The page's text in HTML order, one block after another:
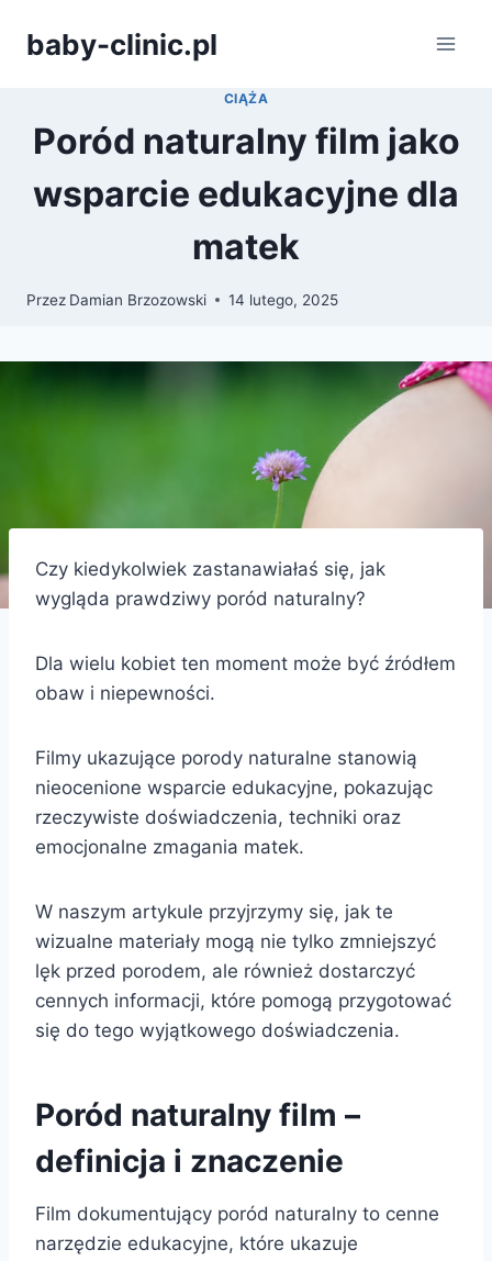
baby-clinic.pl
CIĄŻA
Poród naturalny film jako
wsparcie edukacyjne dla
matek
Przez Damian Brzozowski 14 lutego, 2025
Czy kiedykolwiek zastanawiałaś się, jak
wygląda prawdziwy poród naturalny?
Dla wielu kobiet ten moment może być źródłem
obaw i niepewności.
Filmy ukazujące porody naturalne stanowią
nieocenione wsparcie edukacyjne, pokazując
rzeczywiste doświadczenia, techniki oraz
emocjonalne zmagania matek.
W naszym artykule przyjrzymy się, jak te
wizualne materiały mogą nie tylko zmniejszyć
lęk przed porodem, ale również dostarczyć
cennych informacji, które pomogą przygotować
się do tego wyjątkowego doświadczenia.
Poród naturalny film –
definicja i znaczenie
Film dokumentujący poród naturalny to cenne
narzędzie edukacyjne, które ukazuje